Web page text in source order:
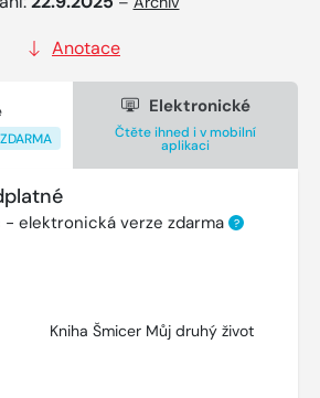
Anotace
Elektronické
Čtěte ihned i v mobilní
aplikaci
- elektronická verze zdarma ?
Kniha Šmicer Můj druhý život